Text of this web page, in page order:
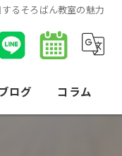
るそろばん教室の魅力
ログ コラム